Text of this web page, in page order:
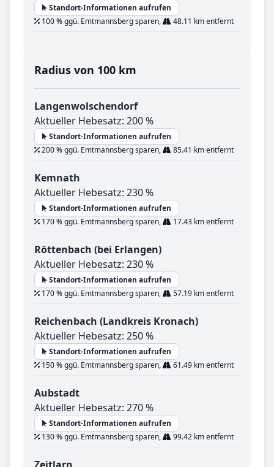
Standort-Informationen aufrufen
100 % ggü. Emtmannsberg sparen,
48.11 km entfernt
Radius von 100 km
Langenwolschendorf
Aktueller Hebesatz: 200 %
Standort-Informationen aufrufen
200 % ggü. Emtmannsberg sparen,
85.41 km entfernt
Kemnath
Aktueller Hebesatz: 230 %
Standort-Informationen aufrufen
170 % ggü. Emtmannsberg sparen,
17.43 km entfernt
Röttenbach (bei Erlangen)
Aktueller Hebesatz: 230 %
Standort-Informationen aufrufen
170 % ggü. Emtmannsberg sparen,
57.19 km entfernt
Reichenbach (Landkreis Kronach)
Aktueller Hebesatz: 250 %
Standort-Informationen aufrufen
150 % ggü. Emtmannsberg sparen,
61.49 km entfernt
Aubstadt
Aktueller Hebesatz: 270 %
Standort-Informationen aufrufen
130 % ggü. Emtmannsberg sparen,
99.42 km entfernt